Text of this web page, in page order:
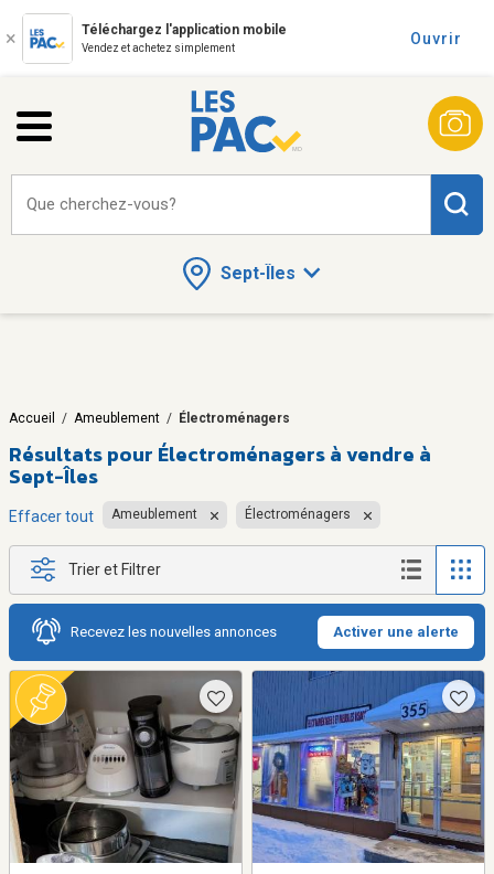
Téléchargez l'application mobile
Vendez et achetez simplement
Ouvrir
Sept-Îles
Que cherchez-vous?
Accueil / Ameublement / Électroménagers
Résultats pour Électroménagers à vendre à
Sept-Îles
Effacer tout Ameublement Électroménagers
Trier et Filtrer
Recevez les nouvelles annonces Activer une alerte